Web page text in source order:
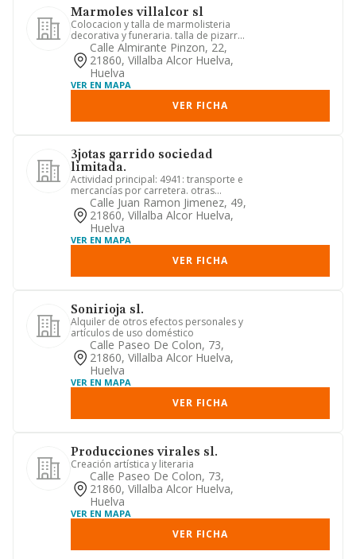
Marmoles villalcor sl
Colocacion y talla de marmolisteria
decorativa y funeraria. talla de pizarra,
piedra de construccio...
Calle Almirante Pinzon, 22,
21860, Villalba Alcor Huelva,
Huelva
VER EN MAPA
VER FICHA
3jotas garrido sociedad
limitada.
Actividad principal: 4941: transporte e
mercancías por carretera. otras
actividades: 5630: establec...
Calle Juan Ramon Jimenez, 49,
21860, Villalba Alcor Huelva,
Huelva
VER EN MAPA
VER FICHA
Sonirioja sl.
Alquiler de otros efectos personales y
artículos de uso doméstico
Calle Paseo De Colon, 73,
21860, Villalba Alcor Huelva,
Huelva
VER EN MAPA
VER FICHA
Producciones virales sl.
Creación artística y literaria
Calle Paseo De Colon, 73,
21860, Villalba Alcor Huelva,
Huelva
VER EN MAPA
VER FICHA